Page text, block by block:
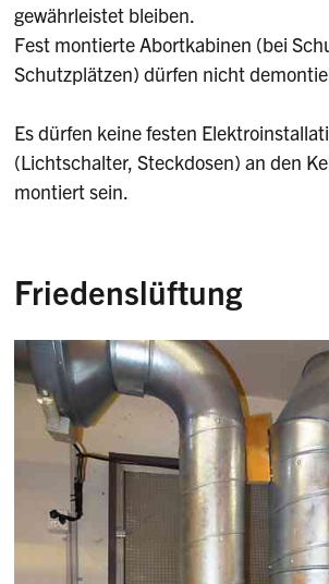
gewährleistet bleiben.
Fest montierte Abortkabinen (bei
Schutzplätzen) dürfen nicht
Es dürfen keine festen
(Lichtschalter, Steckdosen) an den
montiert sein.
Friedenslüftung